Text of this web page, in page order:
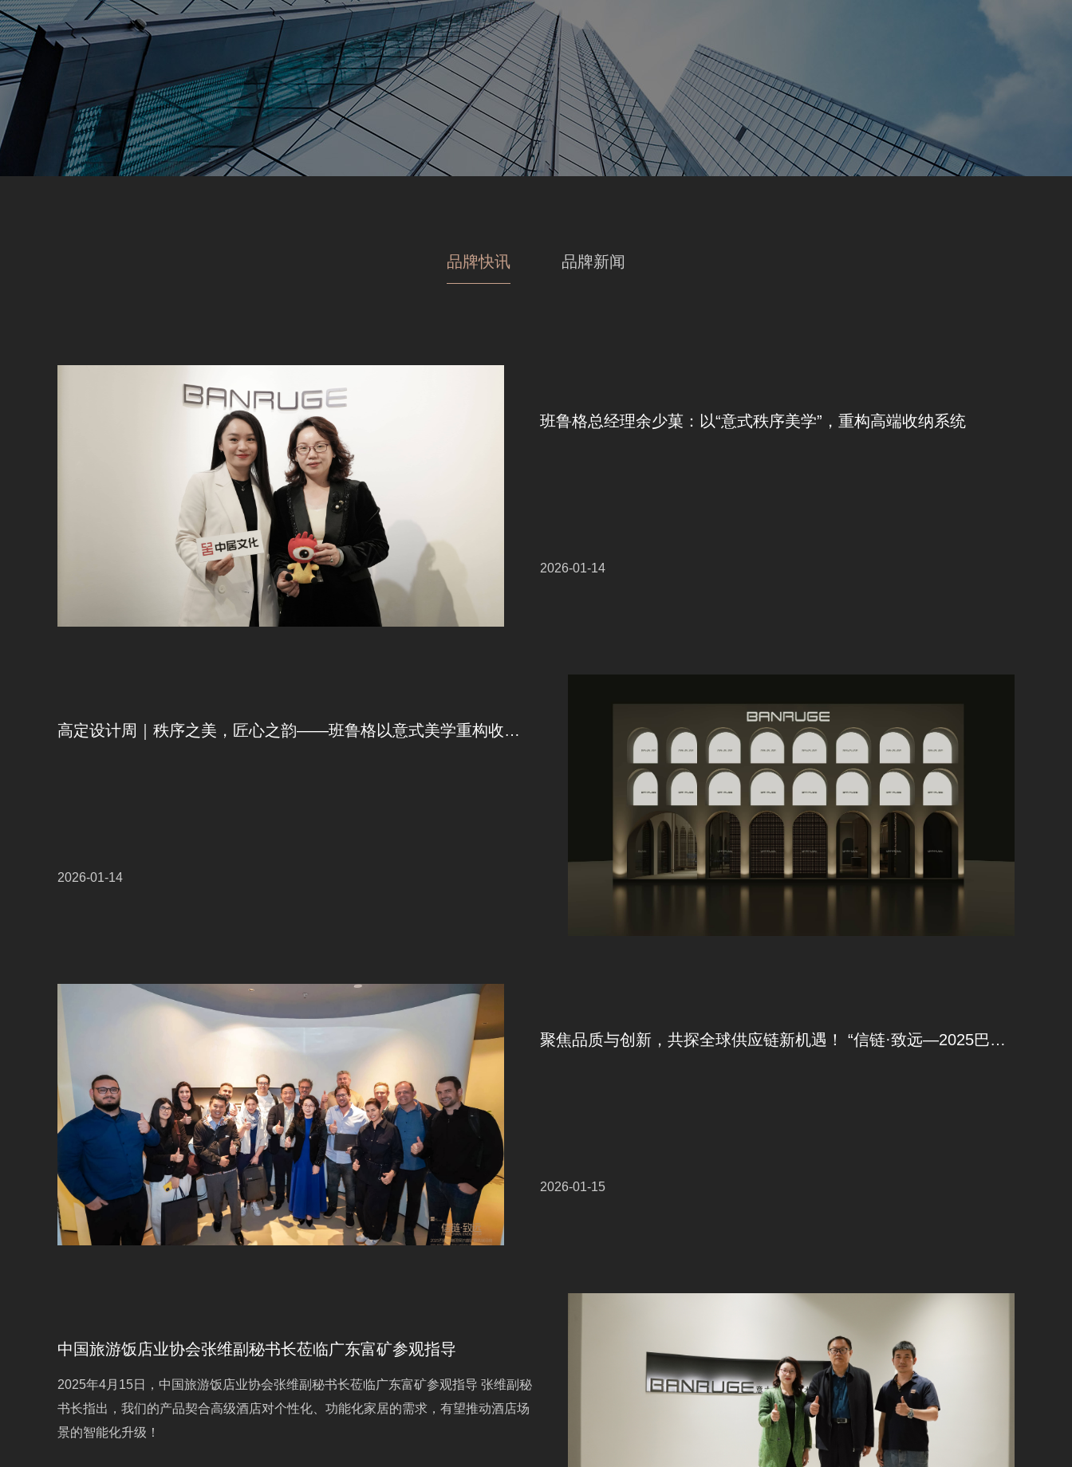
品牌快讯 品牌新闻
班鲁格总经理余少菓：以“意式秩序美学”，重构高端收纳系统
2026-01-14
高定设计周｜秩序之美，匠心之韵——班鲁格以意式美学重构收纳艺术新境界
2026-01-14
聚焦品质与创新，共探全球供应链新机遇！​​ “信链·致远—2025巴西战略团探访富矿暨高端洽商”圆满举行​
2026-01-15
中国旅游饭店业协会张维副秘书长莅临广东富矿参观指导
2025年4月15日，中国旅游饭店业协会张维副秘书长莅临广东富矿参观指导 张维副秘
书长指出，我们的产品契合高级酒店对个性化、功能化家居的需求，有望推动酒店场
景的智能化升级！